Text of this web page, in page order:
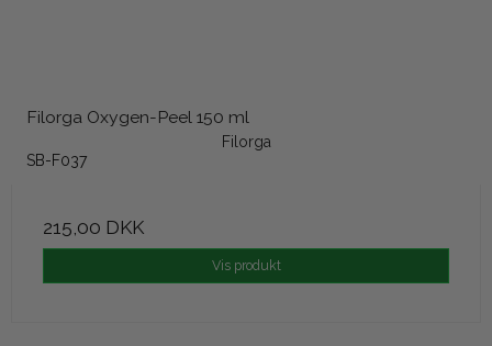
Filorga Oxygen-Peel 150 ml
Filorga
SB-F037
215,00 DKK
Vis produkt